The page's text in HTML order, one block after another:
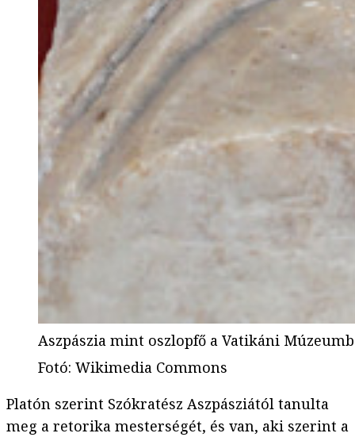
Aszpászia mint oszlopfő a Vatikáni
Fotó: Wikimedia Commons
Platón szerint Szókratész Aszpásziától tanulta
meg a retorika mesterségét, és van, aki szerint a